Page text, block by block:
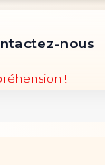
nous
!